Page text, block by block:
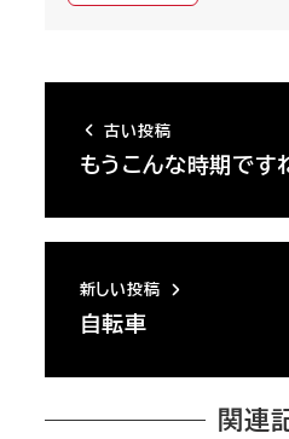
古い投稿
もうこんな時期です
新しい投稿
自転車
関連